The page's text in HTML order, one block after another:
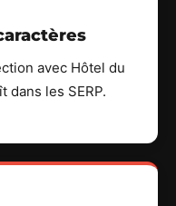
avec Hôtel du
dans les SERP.